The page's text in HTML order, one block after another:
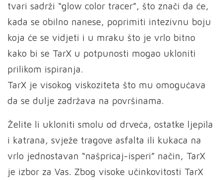
tvari sadrži “glow color tracer”, što znači da će,
kada se obilno nanese, poprimiti intezivnu boju
koja će se vidjeti i u mraku što je vrlo bitno
kako bi se TarX u potpunosti mogao ukloniti
prilikom ispiranja.
TarX je visokog viskoziteta što mu omogućava
da se dulje zadržava na površinama.
Želite li ukloniti smolu od drveća, ostatke ljepila
i katrana, svježe tragove asfalta ili kukaca na
vrlo jednostavan “našpricaj-isperi” način, TarX
je izbor za Vas. Zbog visoke učinkovitosti TarX